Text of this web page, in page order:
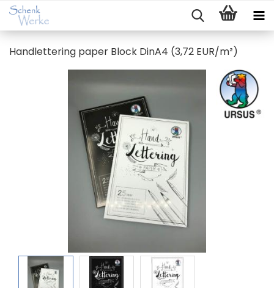
Hand­let­te­ring paper Block DinA4 (3,72 EUR/m²)